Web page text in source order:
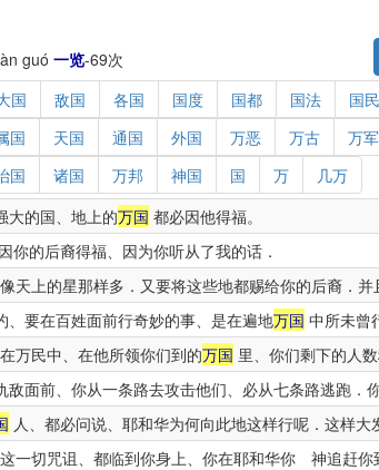
guó 一览-69次
国 敌国 各国 国度 国都 国法 国民
国 天国 通国 外国 万恶 万古 万军
国 诸国 万邦 神国 国 万
几万
大的国、地上的万国 都必因他得福。
你的后裔得福、因为你听从了我的话．
天上的星那样多．又要将这些地都赐给你的后裔．并
、要在百姓面前行奇妙的事、是在遍地万国 中所未曾
万民中、在他所领你们到的万国 里、你们剩下的人数
敌面前、你从一条路去攻击他们、必从七条路逃跑．
人、都必问说、耶和华为何向此地这样行呢．这样大
一切咒诅、都临到你身上、你在耶和华你 神追赶你